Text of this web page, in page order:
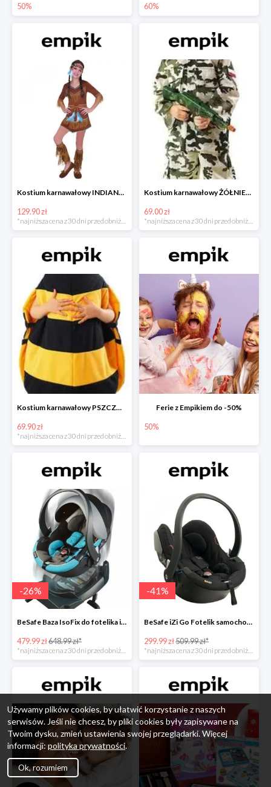
50% 60%
Kostium karnawałowy INDIANKA
129.90 zł
*najniższa cena z 30 dni przed obniżką
Kostium karnawałowy ŻÓŁNIERZ
69.00 zł
*najniższa cena z 30 dni przed obniżką
Kostium karnawałowy PSZCZÓŁKA
69.90 zł
Ferie z Empikiem do -50%
50%
-26%
BeSafe Baza IsoFix do fotelika iZi Go -26%
479.99 zł648.99 zł*
*najniższa cena z 30 dni przed obniżką
-41%
BeSafe iZi Go Fotelik samochodowy, 0-13 kg, Czarny Cab -41%
299.99 zł509.99 zł*
*najniższa cena z 30 dni przed obniżką
Używamy plików cookies, by ułatwić korzystanie z naszych
serwisów. Jeśli nie chcesz, by pliki cookies były zapisywane na
Twoim dysku, zmień ustawienia swojej przeglądarki. Więcej
informacji: polityka prywatności.
Ok, rozumiem